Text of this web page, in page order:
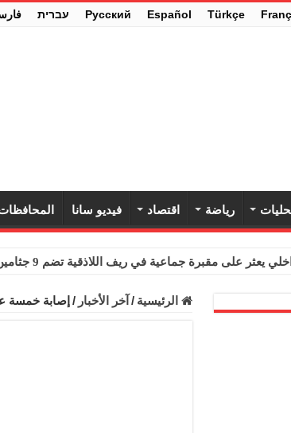
Türkçe
Español
Pусский עברית
رياضة اقتصاد فيديو سانا
يعثر على مقبرة جماعية في ريف اللاذقية تضم 9 جثامين
بإعفاء مستهلكي الكهرباء المنزلية والتجارية
الرئيسية / آخر الأخبار / إصابة خمسة